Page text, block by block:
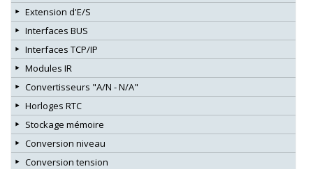
Extension d'E/S
Interfaces BUS
Interfaces TCP/IP
Modules IR
Convertisseurs "A/N - N/A"
Horloges RTC
Stockage mémoire
Conversion niveau
Conversion tension